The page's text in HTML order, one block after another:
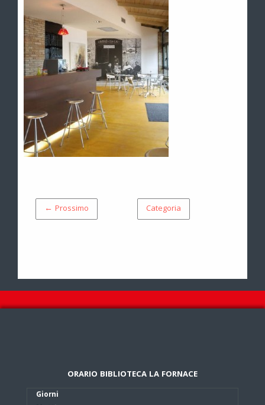
← Prossimo Categoria
ORARIO BIBLIOTECA LA FORNACE
Giorni